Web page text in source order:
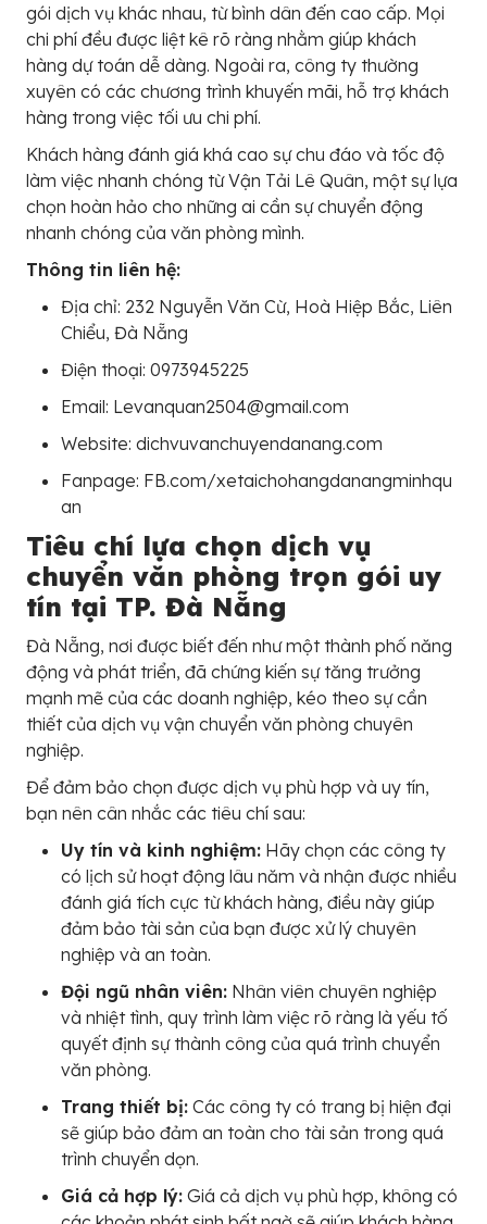
gói dịch vụ khác nhau, từ bình dân đến cao cấp. Mọi
chi phí đều được liệt kê rõ ràng nhằm giúp khách
hàng dự toán dễ dàng. Ngoài ra, công ty thường
xuyên có các chương trình khuyến mãi, hỗ trợ khách
hàng trong việc tối ưu chi phí.
Khách hàng đánh giá khá cao sự chu đáo và tốc độ
làm việc nhanh chóng từ Vận Tải Lê Quân, một sự lựa
chọn hoàn hảo cho những ai cần sự chuyển động
nhanh chóng của văn phòng mình.
Thông tin liên hệ:
Địa chỉ: 232 Nguyễn Văn Cừ, Hoà Hiệp Bắc, Liên
Chiểu, Đà Nẵng
Điện thoại: 0973945225
Email: Levanquan2504@gmail.com
Website: dichvuvanchuyendanang.com
Fanpage: FB.com/xetaichohangdanangminhqu
an
Tiêu chí lựa chọn dịch vụ
chuyển văn phòng trọn gói uy
tín tại TP. Đà Nẵng
Đà Nẵng, nơi được biết đến như một thành phố năng
động và phát triển, đã chứng kiến sự tăng trưởng
mạnh mẽ của các doanh nghiệp, kéo theo sự cần
thiết của dịch vụ vận chuyển văn phòng chuyên
nghiệp.
Để đảm bảo chọn được dịch vụ phù hợp và uy tín,
bạn nên cân nhắc các tiêu chí sau:
Uy tín và kinh nghiệm: Hãy chọn các công ty
có lịch sử hoạt động lâu năm và nhận được nhiều
đánh giá tích cực từ khách hàng, điều này giúp
đảm bảo tài sản của bạn được xử lý chuyên
nghiệp và an toàn.
Đội ngũ nhân viên: Nhân viên chuyên nghiệp
và nhiệt tình, quy trình làm việc rõ ràng là yếu tố
quyết định sự thành công của quá trình chuyển
văn phòng.
Trang thiết bị: Các công ty có trang bị hiện đại
sẽ giúp bảo đảm an toàn cho tài sản trong quá
trình chuyển dọn.
Giá cả hợp lý: Giá cả dịch vụ phù hợp, không có